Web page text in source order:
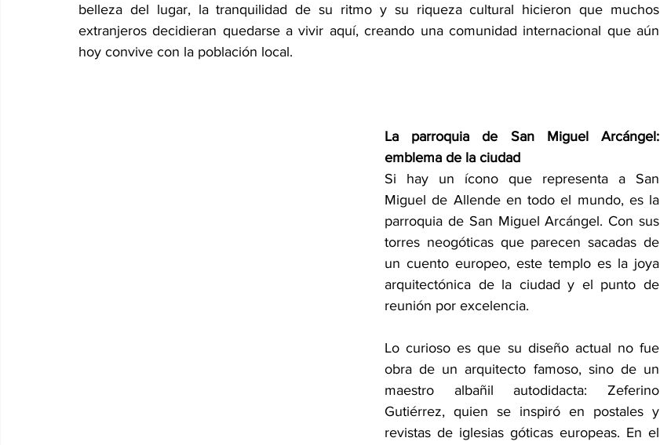
belleza del lugar, la tranquilidad de su ritmo y su riqueza cultural hicieron que muchos
extranjeros decidieran quedarse a vivir aquí, creando una comunidad internacional que aún
hoy convive con la población local.
La parroquia de San Miguel Arcángel:
emblema de la ciudad
Si hay un ícono que representa a San
Miguel de Allende en todo el mundo, es la
parroquia de San Miguel Arcángel. Con sus
torres neogóticas que parecen sacadas de
un cuento europeo, este templo es la joya
arquitectónica de la ciudad y el punto de
reunión por excelencia.
Lo curioso es que su diseño actual no fue
obra de un arquitecto famoso, sino de un
maestro albañil autodidacta: Zeferino
Gutiérrez, quien se inspiró en postales y
revistas de iglesias góticas europeas. En el